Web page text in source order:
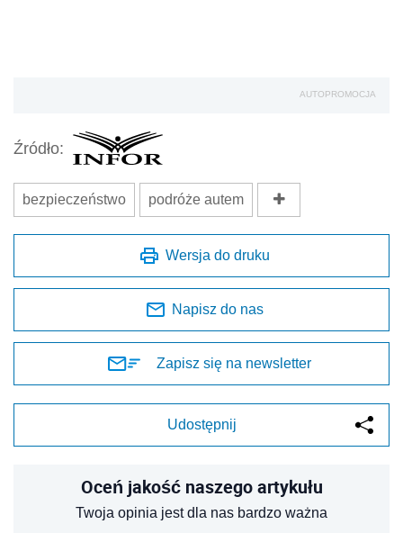
AUTOPROMOCJA
Źródło:
bezpieczeństwo podróże autem
Wersja do druku
Napisz do nas
Zapisz się na newsletter
Udostępnij
Oceń jakość naszego artykułu
Twoja opinia jest dla nas bardzo ważna